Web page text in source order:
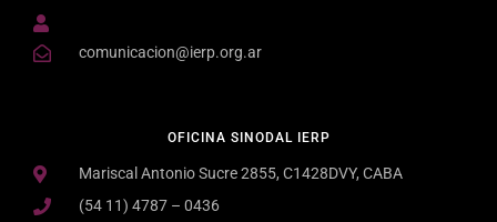
OFICINA SINODAL IERP
Mariscal Antonio Sucre 2855, C1428DVY, CABA
(54 11) 4787 – 0436
comunicacion@ierp.org.ar